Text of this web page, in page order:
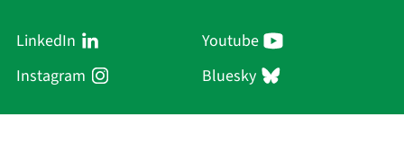
LinkedIn
Youtube
Instagram
Bluesky